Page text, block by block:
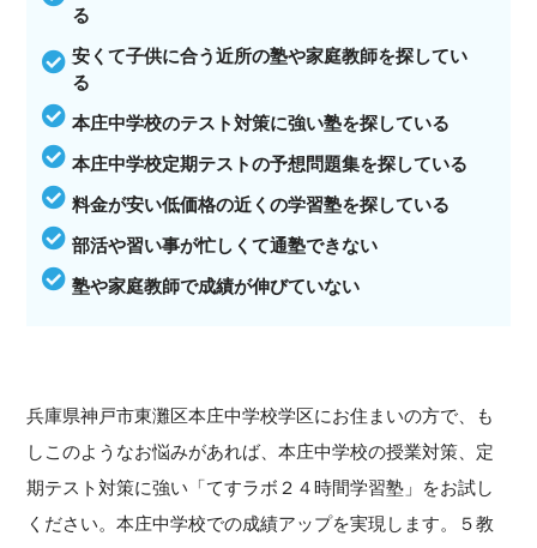
る
安くて子供に合う近所の塾や家庭教師を探してい
る
本庄中学校のテスト対策に強い塾を探している
本庄中学校定期テストの予想問題集を探している
料金が安い低価格の近くの学習塾を探している
部活や習い事が忙しくて通塾できない
塾や家庭教師で成績が伸びていない
兵庫県神戸市東灘区本庄中学校学区にお住まいの方で、も
しこのようなお悩みがあれば、本庄中学校の授業対策、定
期テスト対策に強い「てすラボ２４時間学習塾」をお試し
ください。本庄中学校での成績アップを実現します。５教